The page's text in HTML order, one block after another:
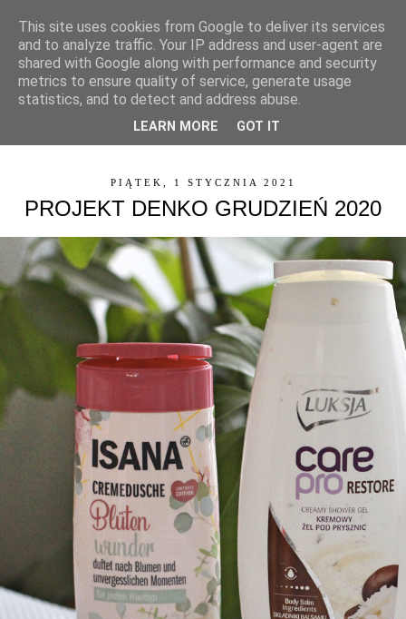
▼
PIĄTEK, 1 STYCZNIA 2021
PROJEKT DENKO GRUDZIEŃ 2020
This site uses cookies from Google to deliver its services
and to analyze traffic. Your IP address and user-agent are
shared with Google along with performance and security
metrics to ensure quality of service, generate usage
statistics, and to detect and address abuse.
LEARN MORE GOT IT